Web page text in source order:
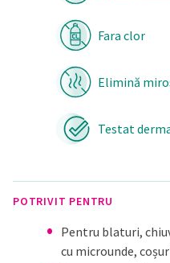
Fara clor
Elimină
Testat
POTRIVIT PENTRU
Pentru blaturi,
cu microunde,